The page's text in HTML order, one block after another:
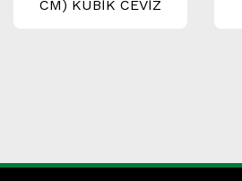
CM) KUBİK CEVİZ